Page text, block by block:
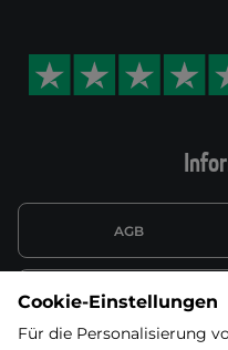
AGB
Datenschutzerklärung
Cookie-Einstellungen
Für die Personalisierung